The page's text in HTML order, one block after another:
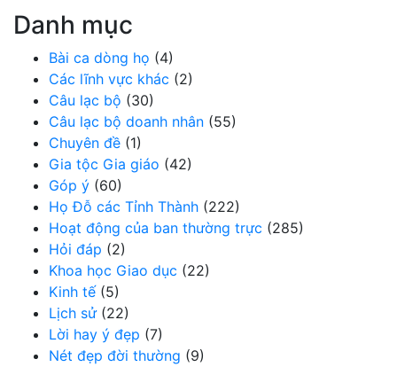
Danh mục
Bài ca dòng họ (4)
Các lĩnh vực khác (2)
Câu lạc bộ (30)
Câu lạc bộ doanh nhân (55)
Chuyên đề (1)
Gia tộc Gia giáo (42)
Góp ý (60)
Họ Đỗ các Tỉnh Thành (222)
Hoạt động của ban thường trực (285)
Hỏi đáp (2)
Khoa học Giao dục (22)
Kinh tế(5)
Lịch sử(22)
Lời hay ý đẹp (7)
Nét đẹp đời thường (9)